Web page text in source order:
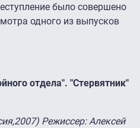
было совершено
одного из выпусков
отдела". "Стервятник"
Режиссер: Алексей